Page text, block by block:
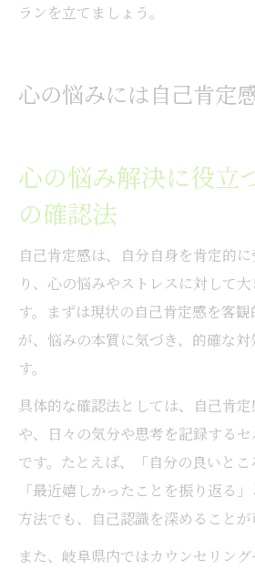
ランを立てましょう。
心の悩みには自己肯定
心の悩み解決に役立
の確認法
自己肯定感は、自分自身を肯定的
り、心の悩みやストレスに対して
す。まずは現状の自己肯定感を客
が、悩みの本質に気づき、的確な
す。
具体的な確認法としては、自己肯
や、日々の気分や思考を記録する
です。たとえば、「自分の良いとこ
「最近嬉しかったことを振り返る
方法でも、自己認識を深めることが
また、岐阜県内ではカウンセリン